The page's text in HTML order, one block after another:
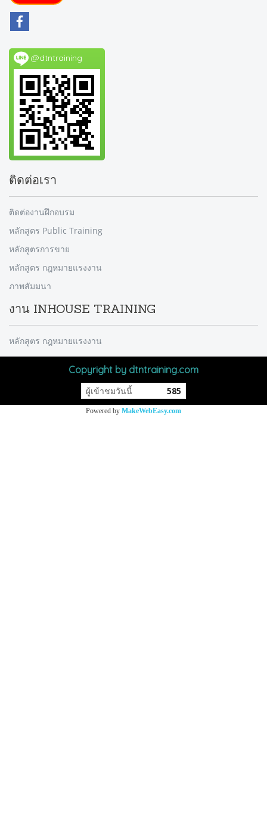
@dtntraining
ติดต่อเรา
ติดต่องานฝึกอบรม
หลักสูตร Public Training
หลักสูตรการขาย
หลักสูตร กฎหมายแรงงาน
ภาพสัมมนา
งาน INHOUSE TRAINING
หลักสูตร กฎหมายแรงงาน
Copyright by dtntraining.com
ผู้เข้าชมวันนี้ 585
Powered by MakeWebEasy.com